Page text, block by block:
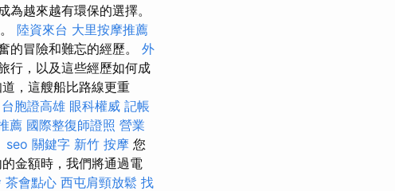
為越來越有環保的選擇。
陸資來台 大里按摩推薦
的冒險和難忘的經歷。 外
行，以及這些經歷如何成
，這艘船比路線更重
台胞證高雄 眼科權威 記帳
薦 國際整復師證照 營業
seo 關鍵字 新竹 按摩 您
金額時，我們將通過電
茶會點心 西屯肩頸放鬆 找